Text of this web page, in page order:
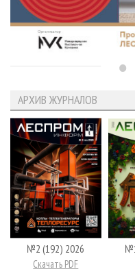
АРХИВ ЖУРНАЛОВ
№2 (192) 2026
Скачать PDF